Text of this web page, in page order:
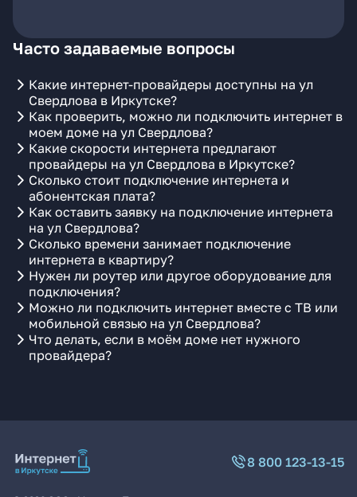
Часто задаваемые вопросы
Какие интернет-провайдеры доступны на ул
Свердлова в Иркутске?
Как проверить, можно ли подключить интернет в
моем доме на ул Свердлова?
Какие скорости интернета предлагают
провайдеры на ул Свердлова в Иркутске?
Сколько стоит подключение интернета и
абонентская плата?
Как оставить заявку на подключение интернета
на ул Свердлова?
Сколько времени занимает подключение
интернета в квартиру?
Нужен ли роутер или другое оборудование для
подключения?
Можно ли подключить интернет вместе с ТВ или
мобильной связью на ул Свердлова?
Что делать, если в моём доме нет нужного
провайдера?
8 800 123-13-15